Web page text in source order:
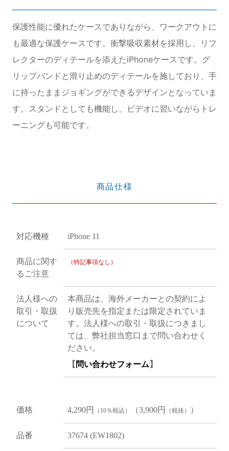
保護性能に優れたケースでありながら、ワークアウトに
も最適な保護ケースです。衝撃吸収素材を採用し、リフ
レクターのディテールを添えたiPhoneケースです。グ
リップバンドと滑り止めのディテールを施しており、手
に持ったままジョギングができるデザインとなっていま
す。スタンドとしても機能し、ビデオに習いながらトレ
ーニングも可能です。
商品仕様
対応機種 iPhone 11
商品に関す
るご注意
（特記事項なし）
法人様への
取引・取扱
について
本商品は、海外メーカーとの契約によ
り販売先を指定または限定されていま
す。法人様への取引・取扱につきまし
ては、弊社担当窓口まで問い合わせく
ださい。
【 問い合わせフォーム 】
価格 4,290円 （10％税込） （3,900円 （税抜） ）
品番 37674 (EW1802)